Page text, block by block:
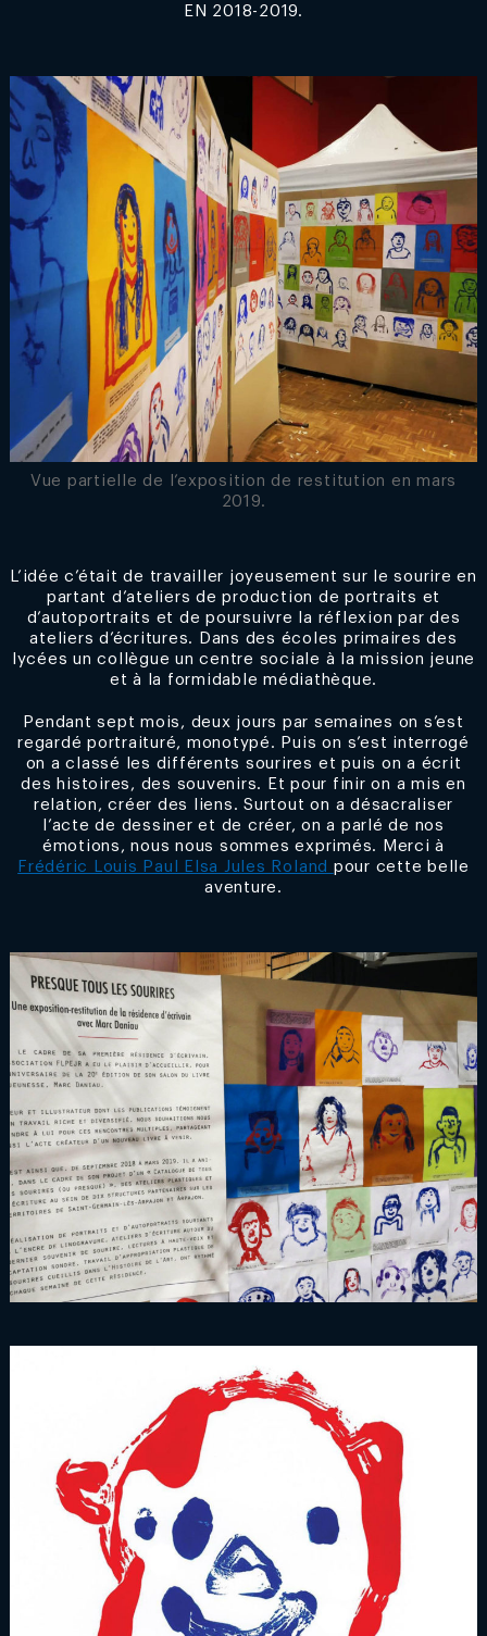
EN 2018-2019.
Vue partielle de l’exposition de restitution en mars
2019.
L’idée c’était de travailler joyeusement sur le sourire en
partant d’ateliers de production de portraits et
d’autoportraits et de poursuivre la réflexion par des
ateliers d’écritures. Dans des écoles primaires des
lycées un collègue un centre sociale à la mission jeune
et à la formidable médiathèque.
Pendant sept mois, deux jours par semaines on s’est
regardé portraituré, monotypé. Puis on s’est interrogé
on a classé les différents sourires et puis on a écrit
des histoires, des souvenirs. Et pour finir on a mis en
relation, créer des liens. Surtout on a désacraliser
l’acte de dessiner et de créer, on a parlé de nos
émotions, nous nous sommes exprimés. Merci à
Frédéric Louis Paul Elsa Jules Roland pour cette belle
aventure.